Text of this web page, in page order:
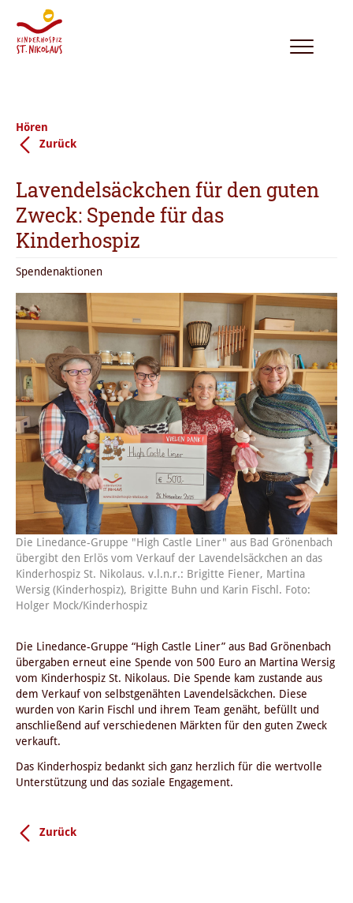
Toggle
Hören
Zurück
Lavendelsäckchen für den guten
Zweck: Spende für das
Kinderhospiz
Spendenaktionen
Die Linedance-Gruppe "High Castle Liner" aus Bad Grönenbach
übergibt den Erlös vom Verkauf der Lavendelsäckchen an das
Kinderhospiz St. Nikolaus. v.l.n.r.: Brigitte Fiener, Martina
Wersig (Kinderhospiz), Brigitte Buhn und Karin Fischl. Foto:
Holger Mock/Kinderhospiz
Die Linedance-Gruppe “High Castle Liner” aus Bad Grönenbach
übergaben erneut eine Spende von 500 Euro an Martina Wersig
vom Kinderhospiz St. Nikolaus. Die Spende kam zustande aus
dem Verkauf von selbstgenähten Lavendelsäckchen. Diese
wurden von Karin Fischl und ihrem Team genäht, befüllt und
anschließend auf verschiedenen Märkten für den guten Zweck
verkauft.
Das Kinderhospiz bedankt sich ganz herzlich für die wertvolle
Unterstützung und das soziale Engagement.
Zurück